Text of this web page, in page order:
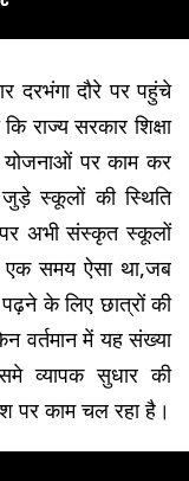
दरभंगा दौरे पर पहुंचे
राज्य सरकार शिक्षा
योजनाओं पर काम कर
स्कूलों की स्थिति
अभी संस्कृत स्कूलों
एक समय ऐसा था,जब
के लिए छात्रों की
वर्तमान में यह संख्या
व्यापक सुधार की
पर काम चल रहा है।